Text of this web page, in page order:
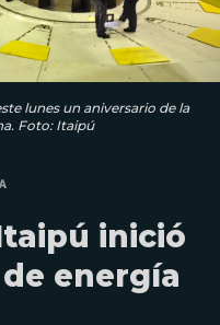
lunes un aniversario de la
Foto: Itaipú
inició
energía